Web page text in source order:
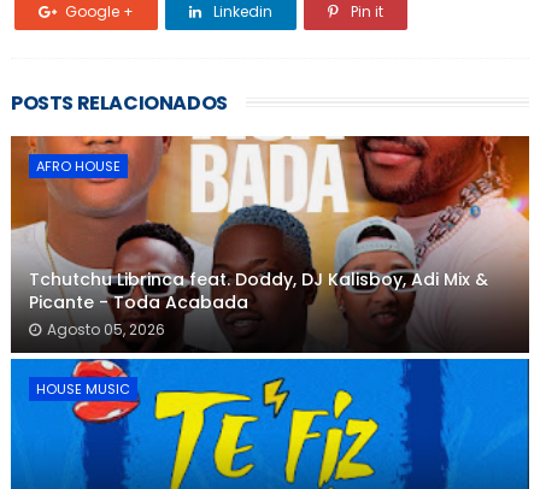
Google + Linkedin Pin it
POSTS RELACIONADOS
AFRO HOUSE
Tchutchu Librinca feat. Doddy, DJ Kalisboy, Adi Mix &
Picante - Toda Acabada
Agosto 05, 2026
HOUSE MUSIC